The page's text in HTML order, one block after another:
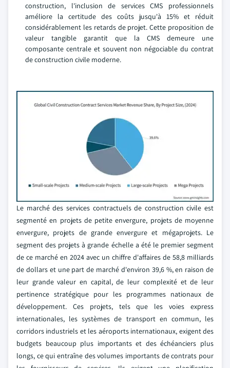
construction, l'inclusion de services CMS professionnels
améliore la certitude des coûts jusqu'à 15% et réduit
considérablement les retards de projet. Cette proposition de
valeur tangible garantit que la CMS demeure une
composante centrale et souvent non négociable du contrat
de construction civile moderne.
Le marché des services contractuels de construction civile est
segmenté en projets de petite envergure, projets de moyenne
envergure, projets de grande envergure et mégaprojets. Le
segment des projets à grande échelle a été le premier segment
de ce marché en 2024 avec un chiffre d'affaires de 58,8 milliards
de dollars et une part de marché d'environ 39,6 %, en raison de
leur grande valeur en capital, de leur complexité et de leur
pertinence stratégique pour les programmes nationaux de
développement. Ces projets, tels que les voies express
internationales, les systèmes de transport en commun, les
corridors industriels et les aéroports internationaux, exigent des
budgets beaucoup plus importants et des échéanciers plus
longs, ce qui entraîne des volumes importants de contrats pour